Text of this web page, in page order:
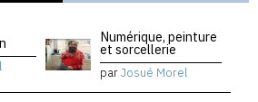
Numérique, peinture
et sorcellerie
parJosué Morel